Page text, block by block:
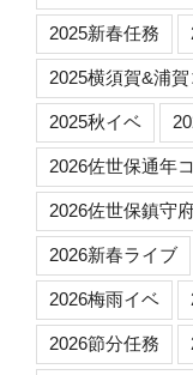
2025新春任務
2025横須賀&浦
2025秋イベ
2026佐世保通年
2026佐世保鎮守
2026新春ライブ
2026梅雨イベ
2026節分任務